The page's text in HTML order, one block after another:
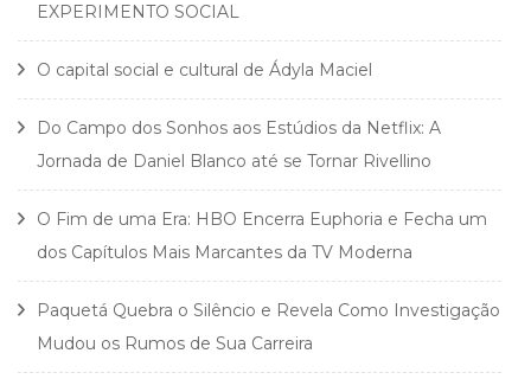
EXPERIMENTO SOCIAL
O capital social e cultural de Ádyla Maciel
Do Campo dos Sonhos aos Estúdios da Netflix: A
Jornada de Daniel Blanco até se Tornar Rivellino
O Fim de uma Era: HBO Encerra Euphoria e Fecha um
dos Capítulos Mais Marcantes da TV Moderna
Paquetá Quebra o Silêncio e Revela Como Investigação
Mudou os Rumos de Sua Carreira